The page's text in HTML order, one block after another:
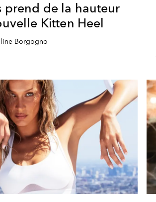
prend de la hauteur
Kitten Heel
Borgogno